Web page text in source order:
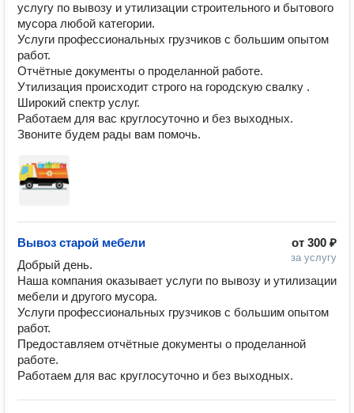
услугу по вывозу и утилизации строительного и бытового
мусора любой категории.
Услуги профессиональных грузчиков с большим опытом
работ.
Отчётные документы о проделанной работе.
Утилизация происходит строго на городскую свалку .
Широкий спектр услуг.
Работаем для вас круглосуточно и без выходных.
Звоните будем рады вам помочь.
от 300 ₽
за услугу
Вывоз старой мебели
Добрый день.
Наша компания оказывает услуги по вывозу и утилизации
мебели и другого мусора.
Услуги профессиональных грузчиков с большим опытом
работ.
Предоставляем отчётные документы о проделанной
работе.
Работаем для вас круглосуточно и без выходных.